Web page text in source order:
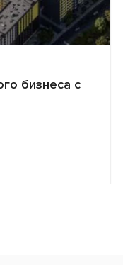
бизнеса с